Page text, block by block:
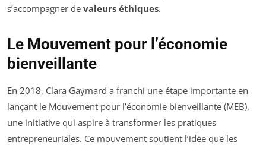
s’accompagner de valeurs éthiques.
Le Mouvement pour l’économie
bienveillante
En 2018, Clara Gaymard a franchi une étape importante en
lançant le Mouvement pour l’économie bienveillante (MEB),
une initiative qui aspire à transformer les pratiques
entrepreneuriales. Ce mouvement soutient l’idée que les